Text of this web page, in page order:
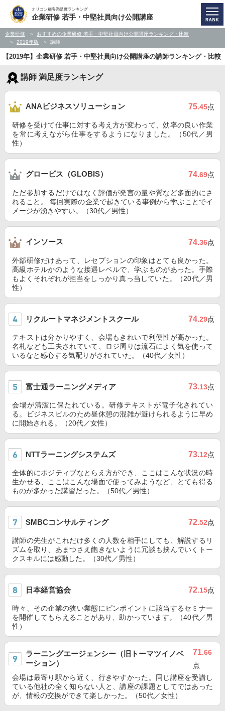
オリコン顧客満足度ランキング
企業研修 若手・中堅社員向け公開講座
企業研修
おすすめの企業研修 若手・中堅社員向け公開講座ランキング・比較
2019年版
講師
【2019年】企業研修 若手・中堅社員向け公開講座の講師ランキング・比較
講師 満足度ランキング
ANAビジネスソリューション 75.45点
研修を受けて仕事に対する考え方が変わって、効率の良い作業
を常に考えながら仕事をするようになりました。（50代／男
性）
グロービス（GLOBIS） 74.69点
ただ参加するだけではなく評価が発言の量や質など多面的にさ
れること。 毎回実際の企業で起きている事例から学ぶことでイ
メージが湧きやすい。（30代／男性）
インソース 74.36点
外部研修だけあって、レセプションの印象はとても良かった。
高級ホテルかのような接遇レベルで、学ぶものがあった。手際
もよくそれぞれが担当をしっかり真っ当していた。（20代／男
性）
リクルートマネジメントスクール 74.29点
テキストは分かりやすく、会場もきれいで利便性が高かった。
名札なども工夫されていて、ロジ周りは流石によく気を使って
いるなと感心する気配りがされていた。（40代／女性）
富士通ラーニングメディア 73.13点
会場が清潔に保たれている。研修テキストが電子化されてい
る。ビジネスビルのため昼休憩の混雑が避けられるように早め
に開始される。（20代／女性）
NTTラーニングシステムズ 73.12点
全体的にポジティブなとらえ方ができ、ここはこんな状況の時
生かせる、ここはこんな場面で使ってみようなど、とても得る
ものが多かった講習だった。（50代／男性）
SMBCコンサルティング 72.52点
講師の先生がこれだけ多くの人数を相手にしても、解説するリ
ズムを取り、あまつさえ飽きないように冗談も挟んでいくトー
クスキルには感動した。（30代／男性）
日本経営協会 72.15点
時々、その企業の狭い業態にピンポイントに該当するセミナー
を開催してもらえることがあり、助かっています。（40代／男
性）
ラーニングエージェンシー（旧トーマツイノベ
ーション）
71.66
点
会場は最寄り駅から近く、行きやすかった。同じ講座を受講し
ている他社の全く知らない人と、講座の課題としてではあった
が、情報の交換ができて楽しかった。（50代／女性）